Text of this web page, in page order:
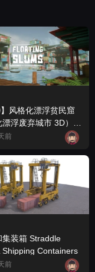
】风格化漂浮贫民窟
漂浮废弃城市 3D）
Slums (
City City 3D )
前
集装箱 Straddle
Shipping Containers
前